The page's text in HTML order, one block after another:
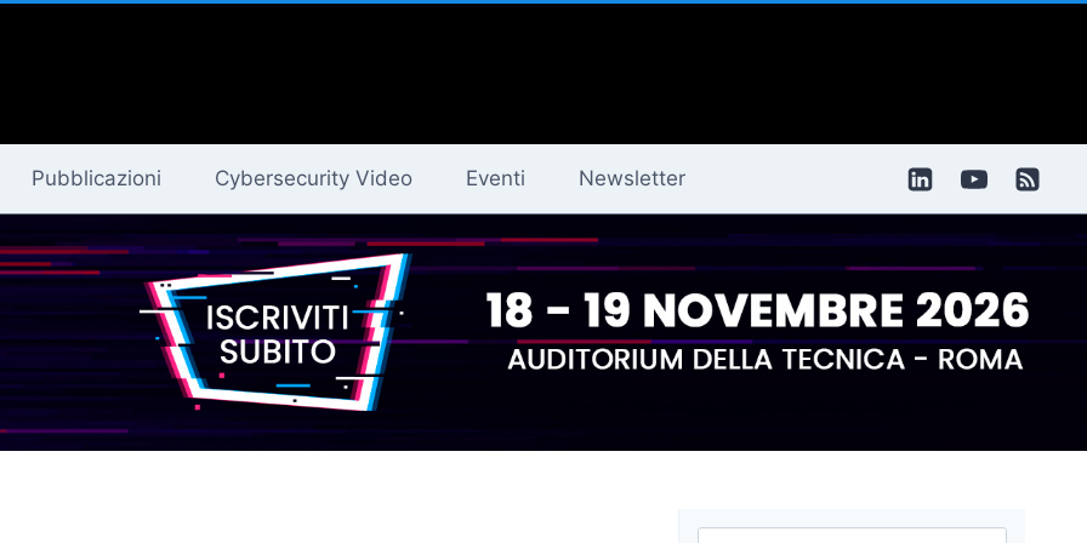
Pubblicazioni Cybersecurity Video Eventi Newsletter